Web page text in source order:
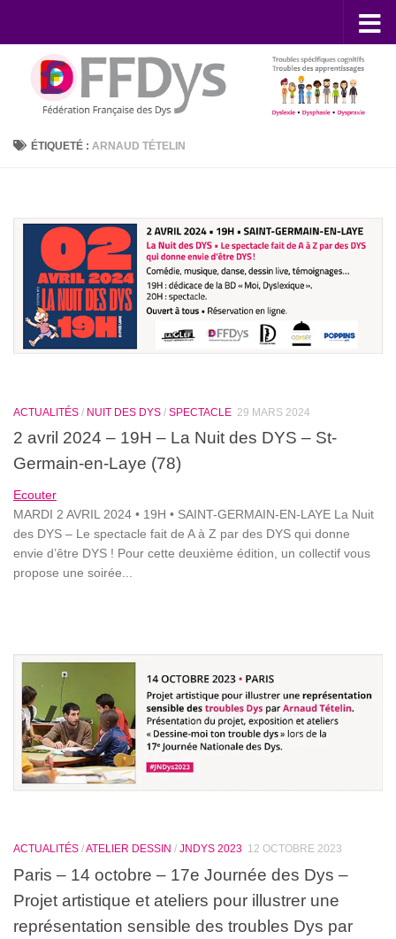
ÉTIQUETÉ : ARNAUD TÉTELIN
ACTUALITÉS / NUIT DES DYS / SPECTACLE 29 MARS 2024
2 avril 2024 – 19H – La Nuit des DYS – St-
Germain-en-Laye (78)
Ecouter
MARDI 2 AVRIL 2024 • 19H • SAINT-GERMAIN-EN-LAYE La Nuit
des DYS – Le spectacle fait de A à Z par des DYS qui donne
envie d’être DYS ! Pour cette deuxième édition, un collectif vous
propose une soirée...
ACTUALITÉS /ATELIER DESSIN / JNDYS 2023 12 OCTOBRE 2023
Paris – 14 octobre – 17e Journée des Dys –
Projet artistique et ateliers pour illustrer une
représentation sensible des troubles Dys par